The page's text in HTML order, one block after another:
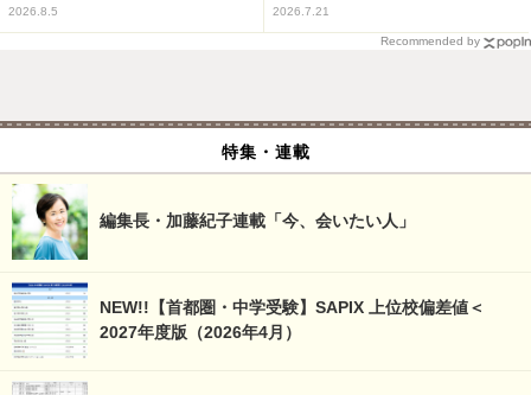
2026.8.5 2026.7.21
Recommended by
特集・連載
編集長・加藤紀子連載「今、会いたい人」
NEW!!【首都圏・中学受験】SAPIX 上位校偏差値＜
2027年度版（2026年4月）